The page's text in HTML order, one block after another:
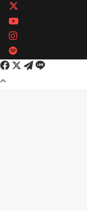
YouTube
Instagram
Spotify
Facebook
X Telegram
Line
Back